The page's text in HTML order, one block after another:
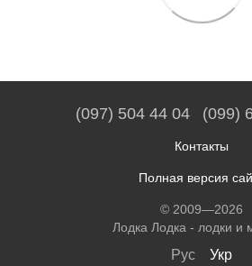
(097) 504 44 04 (099)
Контакты
Полная версия
© 2009—2026
Лодка Лодка - лодки и
Рус Укр